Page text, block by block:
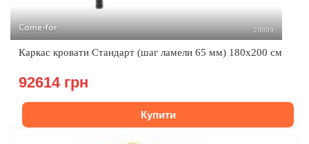
Come-for 29899
Каркас кровати Стандарт (шаг ламели 65 мм) 180х200 см
92614 грн
Купити